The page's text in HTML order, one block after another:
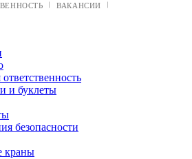
ВАКАНСИИ
и буклеты
безопасности
краны